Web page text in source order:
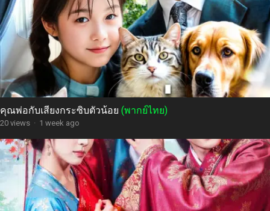
คุณพ่อกับเสียงกระซิบตัวน้อย (พากย์ไทย)
20 views · 1 week ago